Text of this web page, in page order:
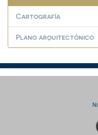
Cartografía
Plano arquitectónico